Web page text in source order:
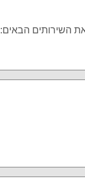
השירותים הבאים: